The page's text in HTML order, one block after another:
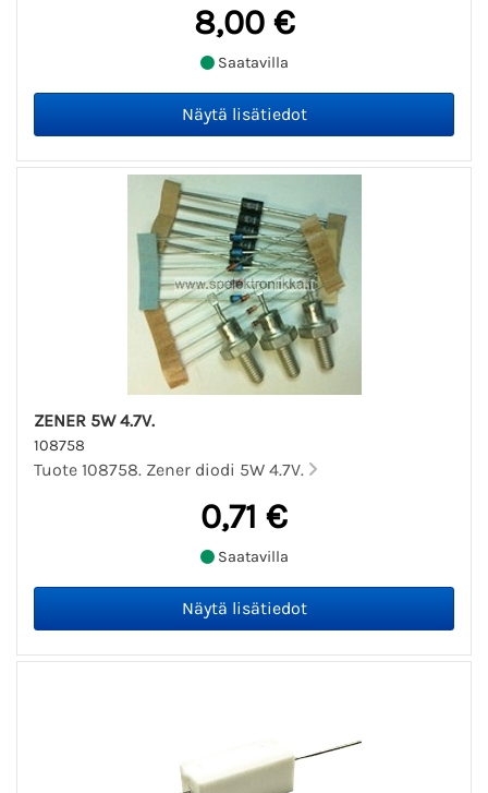
8,00 €
Saatavilla
ZENER 5W 4.7V.
108758
Tuote 108758. Zener diodi 5W 4.7V.
0,71 €
Saatavilla